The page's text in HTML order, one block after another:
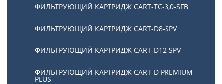
ФИЛЬТРУЮЩИЙ КАРТРИДЖ CART-TC-3,0-SFB
ФИЛЬТРУЮЩИЙ КАРТРИДЖ CART-D8-SPV
ФИЛЬТРУЮЩИЙ КАРТРИДЖ CART-D12-SPV
ФИЛЬТРУЮЩИЙ КАРТРИДЖ CART-D PREMIUM
PLUS